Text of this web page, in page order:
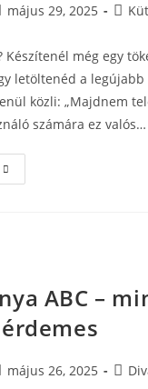
május 29, 2025
Post
Készítenél még egy
letöltenéd a legújabb
közli: „Majdnem
számára ez valós…
Tárhelyproblémák
ABC –
május 26, 2025
Post